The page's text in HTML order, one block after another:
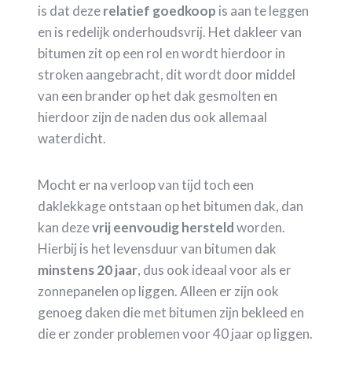
is dat dezerelatief goedkoop is aan te leggen
en is redelijk onderhoudsvrij. Het dakleer van
bitumen zit op een rol en wordt hierdoor in
stroken aangebracht, dit wordt door middel
van een brander op het dak gesmolten en
hierdoor zijn de naden dus ook allemaal
waterdicht.
Mocht er na verloop van tijd toch een
daklekkage ontstaan op het bitumen dak, dan
kan dezevrij eenvoudig hersteldworden.
Hierbij is het levensduur van bitumen dak
minstens 20 jaar, dus ook ideaal voor als er
zonnepanelen op liggen. Alleen er zijn ook
genoeg daken die met bitumen zijn bekleed en
die er zonder problemen voor 40 jaar op liggen.